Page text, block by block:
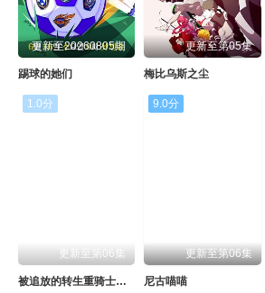
第137集 第138集 第139集
第141集 第142集 第143集
第145集 第146集
第165集 第166集
更新至20260805期
踢球的她们
更新至第05集
梅比乌斯之尘
1.0分
更新至第06集
被追放的转生重骑士用游戏知识开无双
9.0分
更新至第06集
尼古喵喵